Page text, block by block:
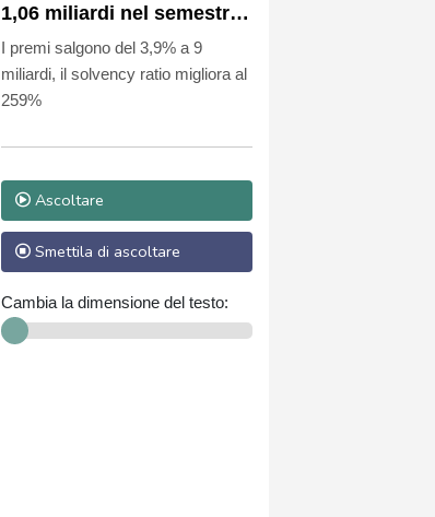
1,06 miliardi nel semestre
(+42%)
I premi salgono del 3,9% a 9
miliardi, il solvency ratio migliora al
259%
Ascoltare
Smettila di ascoltare
Cambia la dimensione del testo: